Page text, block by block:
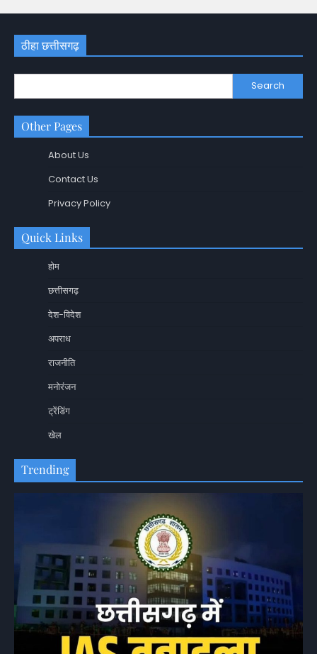
ठीहा छत्तीसगढ़
Search
Other Pages
About Us
Contact Us
Privacy Policy
Quick Links
होम
छत्तीसगढ़
देश-विदेश
अपराध
राजनीति
मनोरंजन
ट्रेंडिंग
खेल
Trending